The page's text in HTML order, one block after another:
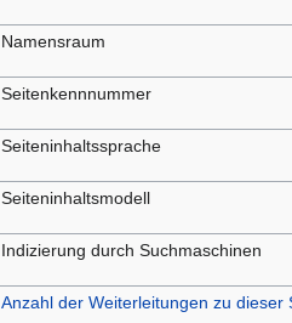
Namensraum
Seitenkennnummer
Seiteninhaltssprache
Seiteninhaltsmodell
Indizierung durch Suchmaschinen
Anzahl der Weiterleitungen zu dieser